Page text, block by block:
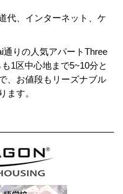
代、インターネット、ケ
通りの人気アパートThree
1区中心地まで5~10分と
、お値段もリーズナブル
ます。